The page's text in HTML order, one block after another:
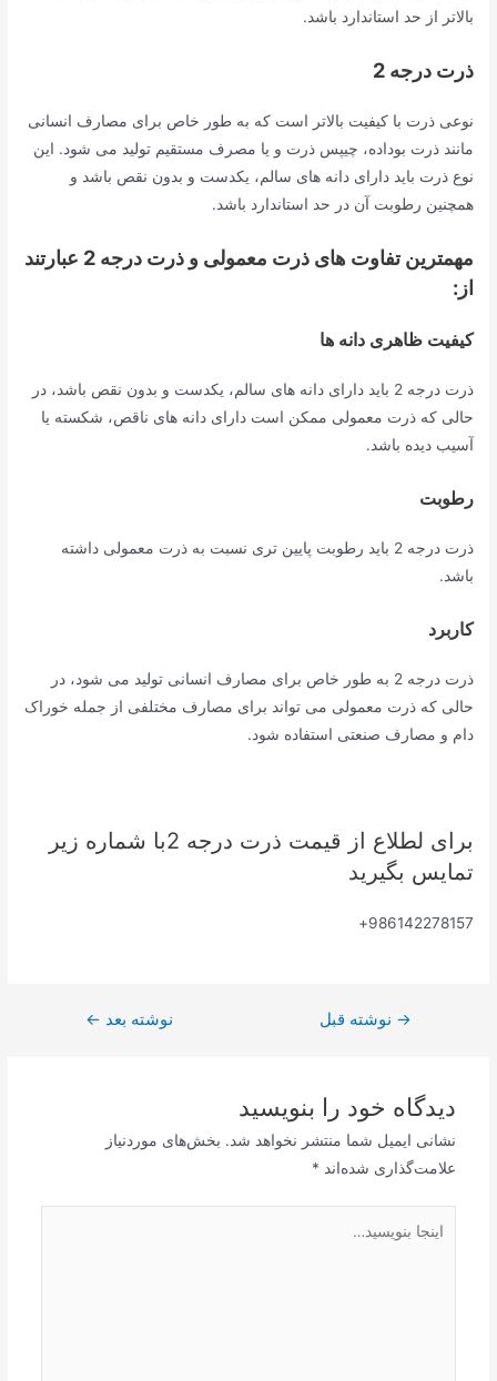
بالاتر از حد استاندارد باشد.
ذرت درجه 2
نوعی ذرت با کیفیت بالاتر است که به طور خاص برای مصارف انسانی
مانند ذرت بوداده، چیپس ذرت و یا مصرف مستقیم تولید می شود. این
نوع ذرت باید دارای دانه های سالم، یکدست و بدون نقص باشد و
همچنین رطوبت آن در حد استاندارد باشد.
مهمترین تفاوت های ذرت معمولی و ذرت درجه 2 عبارتند
از:
کیفیت ظاهری دانه ها
ذرت درجه 2 باید دارای دانه های سالم، یکدست و بدون نقص باشد، در
حالی که ذرت معمولی ممکن است دارای دانه های ناقص، شکسته یا
آسیب دیده باشد.
رطوبت
ذرت درجه 2 باید رطوبت پایین تری نسبت به ذرت معمولی داشته
باشد.
کاربرد
ذرت درجه 2 به طور خاص برای مصارف انسانی تولید می شود، در
حالی که ذرت معمولی می تواند برای مصارف مختلفی از جمله خوراک
دام و مصارف صنعتی استفاده شود.
برای لطلاع از قیمت ذرت درجه 2با شماره زیر
تمایس بگیرید
986142278157+
→ نوشته قبل نوشته بعد ←
دیدگاه‌ خود را بنویسید
نشانی ایمیل شما منتشر نخواهد شد. بخش‌های موردنیاز
علامت‌گذاری شده‌اند *